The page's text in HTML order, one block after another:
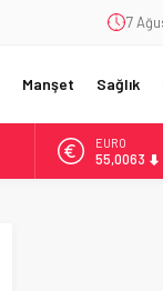
7
Manşet Sağlık
EURO
55,0063